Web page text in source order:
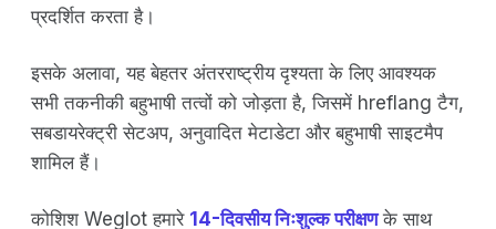
प्रदर्शित करता है।
इसके अलावा, यह बेहतर अंतरराष्ट्रीय दृश्यता के लिए आवश्यक
सभी तकनीकी बहुभाषी तत्वों को जोड़ता है, जिसमें hreflang टैग,
सबडायरेक्ट्री सेटअप, अनुवादित मेटाडेटा और बहुभाषी साइटमैप
शामिल हैं।
कोशिश Weglot हमारे 14-दिवसीय निःशुल्क परीक्षणके साथ